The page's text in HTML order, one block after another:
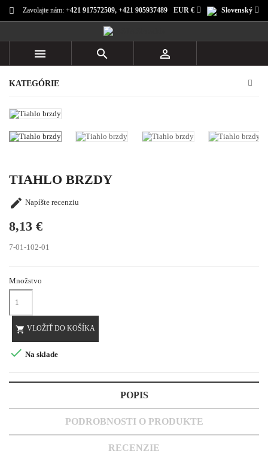
Zavolajte nám: +421 917572509, +421 905937489 Slovenský
EUR €
  
KATEGÓRIE
TIAHLO BRZDY
 Napíšte recenziu
8,13 €
7-01-102-01
Množstvo
 VLOŽIŤ DO KOŠÍKA
 Na sklade
POPIS
PODROBNOSTI O PRODUKTE
RECENZIE